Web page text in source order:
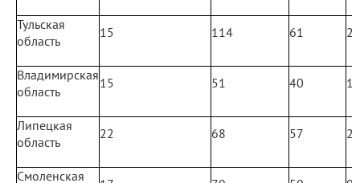
Тульская
область
15 114 61 2
Владимирская
область
15 51 40 1
Липецкая
область
22 68 57 2
Смоленская